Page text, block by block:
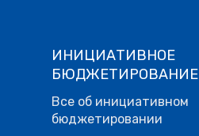
ИНИЦИАТИВНОЕ
БЮДЖЕТИРОВАНИЕ
Все об инициативном
бюджетировании